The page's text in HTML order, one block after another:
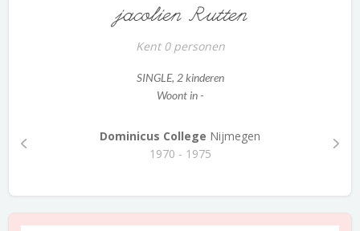
jacolien Rutten
Kent 0 personen
SINGLE, 2 kinderen
Woont in -
Dominicus College Nijmegen
1970 - 1975